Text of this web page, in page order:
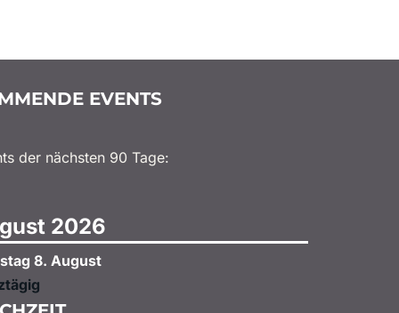
EVENTS
der nächsten 90 Tage:
2026
8. August